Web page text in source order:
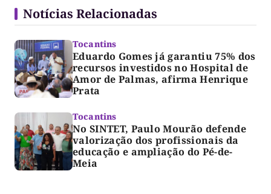
Notícias Relacionadas
Tocantins
Eduardo Gomes já garantiu 75% dos
recursos investidos no Hospital de
Amor de Palmas, afirma Henrique
Prata
Tocantins
No SINTET, Paulo Mourão defende
valorização dos profissionais da
educação e ampliação do Pé-de-
Meia